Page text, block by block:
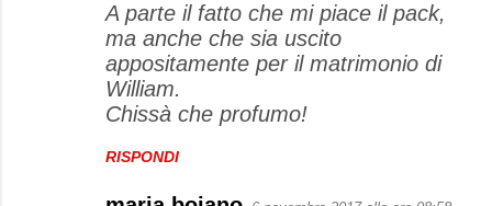
A parte il fatto che mi piace il pack,
ma anche che sia uscito
appositamente per il matrimonio di
William.
Chissà che profumo!
RISPONDI